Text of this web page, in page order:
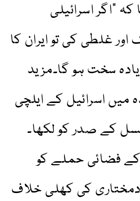
کہ "اگر اسرائیلی
غلطی کی تو ایران کا
سخت ہو گا۔مزید
میں اسرائیل کے ایلچی
کے صدر کو لکھا۔
فضائی حملے کو
کی کھلی خلاف